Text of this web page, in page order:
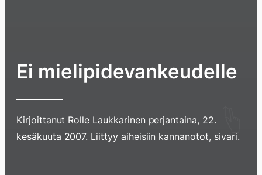
Ei mielipidevankeudelle
Kirjoittanut Rolle Laukkarinen perjantaina, 22.
kesäkuuta 2007. Liittyy aiheisiin kannanotot, sivari.